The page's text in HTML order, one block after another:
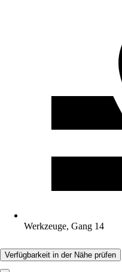
Werkzeuge, Gang 14
Verfügbarkeit in der Nähe prüfen